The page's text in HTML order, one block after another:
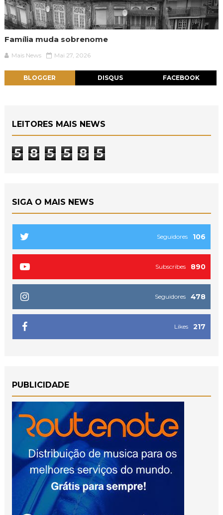
Família muda sobrenome
Mais News Mai 27, 2026
BLOGGER DISQUS FACEBOOK
LEITORES MAIS NEWS
5 8 5 5 8 5
SIGA O MAIS NEWS
106
Seguidores
890
Subscribes
478
Seguidores
217
Likes
PUBLICIDADE